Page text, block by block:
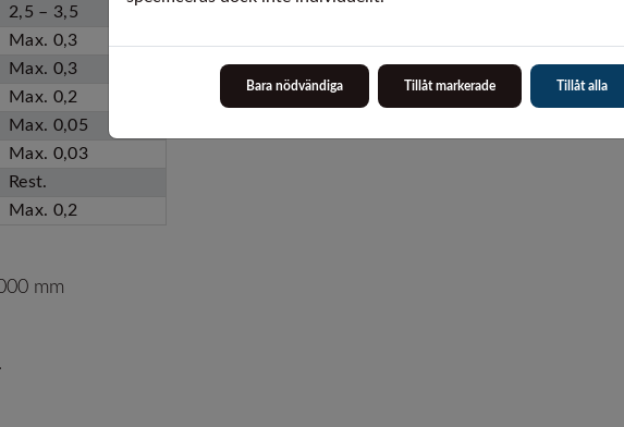
2,5 – 3,5
Max. 0,3
Max. 0,3
Max. 0,2
Max. 0,05
Max. 0,03
Rest.
Max. 0,2
mm
Bara nödvändiga Tillåt markerade Tillåt alla